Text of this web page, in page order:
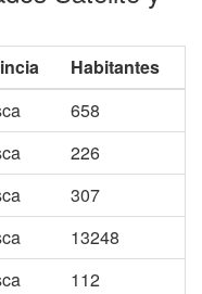
Habitantes
658
226
307
13248
112